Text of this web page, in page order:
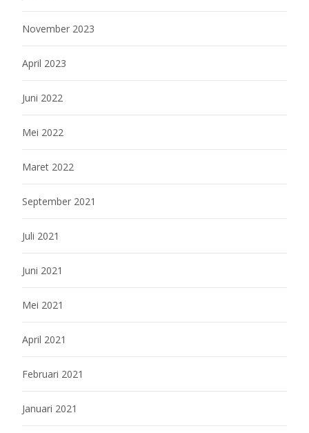
November 2023
April 2023
Juni 2022
Mei 2022
Maret 2022
September 2021
Juli 2021
Juni 2021
Mei 2021
April 2021
Februari 2021
Januari 2021